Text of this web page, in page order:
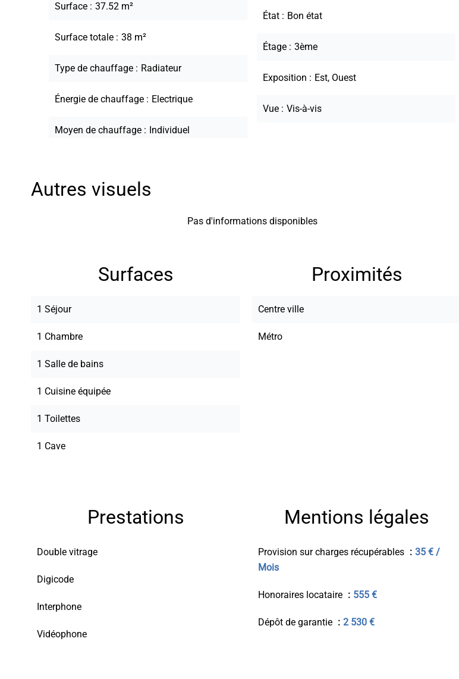
Surface 37.52 m²
Surface totale 38 m²
Type de chauffage Radiateur
Énergie de chauffage Electrique
Moyen de chauffage Individuel
État Bon état
Étage 3ème
Exposition Est, Ouest
Vue Vis-à-vis
Autres visuels
Pas d'informations disponibles
Surfaces
1 Séjour
1 Chambre
1 Salle de bains
1 Cuisine équipée
1 Toilettes
1 Cave
Proximités
Centre ville
Métro
Prestations
Double vitrage
Digicode
Interphone
Vidéophone
Mentions légales
Provision sur charges récupérables
35 € /
Mois
Honoraires locataire 555 €
Dépôt de garantie 2 530 €